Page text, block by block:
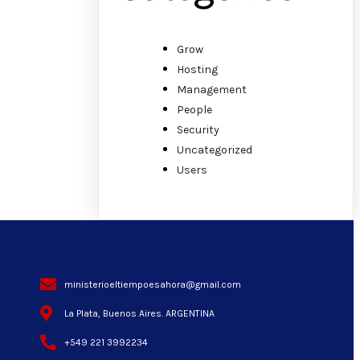
Grow
Hosting
Management
People
Security
Uncategorized
Users
ministerioeltiempoesahora@gmail.com
La Plata, Buenos Aires. ARGENTINA
+549 221 3992234